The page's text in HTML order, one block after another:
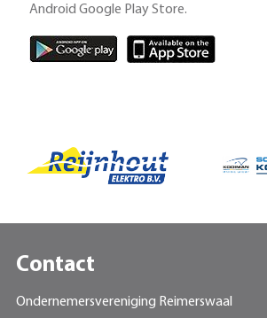
Android Google Play Store.
Contact
Ondernemersvereniging Reimerswaal